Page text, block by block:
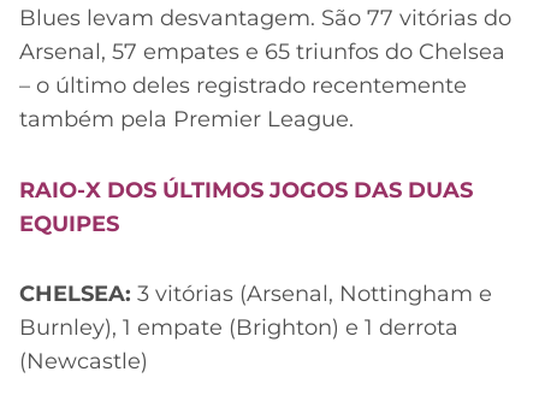
Blues levam desvantagem. São 77 vitórias do
Arsenal, 57 empates e 65 triunfos do Chelsea
– o último deles registrado recentemente
também pela Premier League.
RAIO-X DOS ÚLTIMOS JOGOS DAS DUAS
EQUIPES
CHELSEA: 3 vitórias (Arsenal, Nottingham e
Burnley), 1 empate (Brighton) e 1 derrota
(Newcastle)